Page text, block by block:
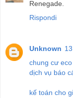
Renegade.
Rispondi
Unknown
chung cư
dịch vụ báo
kế toán cho